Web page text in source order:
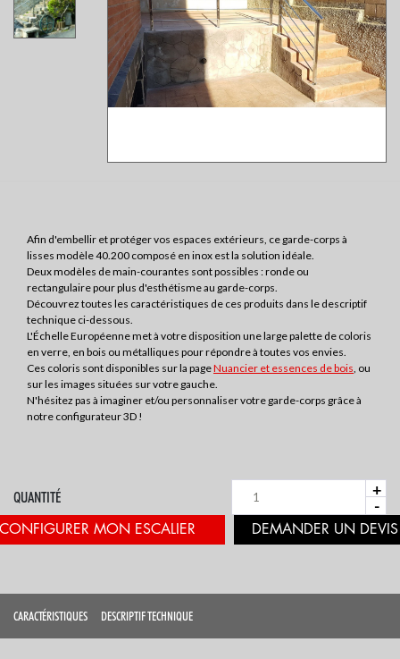
Afin d'embellir et protéger vos espaces extérieurs, ce garde-corps à
lisses modèle 40.200 composé en inox est la solution idéale.
Deux modèles de main-courantes sont possibles : ronde ou
rectangulaire pour plus d'esthétisme au garde-corps.
Découvrez toutes les caractéristiques de ces produits dans le descriptif
technique ci-dessous.
L'Échelle Européenne met à votre disposition une large palette de coloris
en verre, en bois ou métalliques pour répondre à toutes vos envies.
Ces coloris sont disponibles sur la pageNuancier et essences de bois, ou
sur les images situées sur votre gauche.
N'hésitez pas à imaginer et/ou personnaliser votre garde-corps grâce à
notre configurateur 3D !
QUANTITÉ
+
-
CONFIGURER MON ESCALIER
CARACTÉRISTIQUES DESCRIPTIF TECHNIQUE